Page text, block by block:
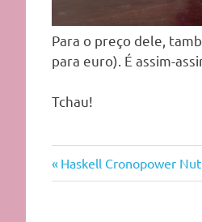
Para o preço dele,
para euro). É assim-
Tchau!
cronograma
Navegação
Previous
Post:
Haskell Cronopower